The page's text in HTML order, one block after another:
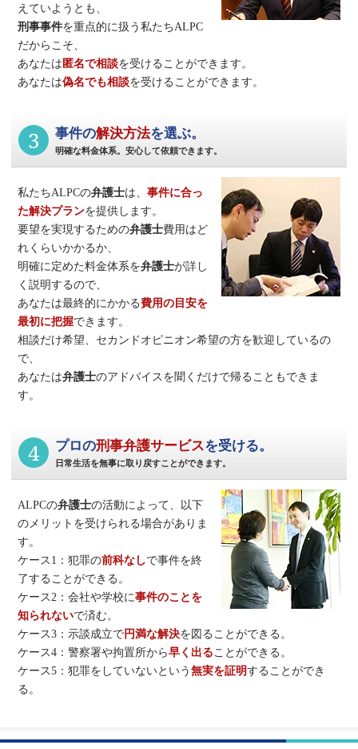
えていようとも、
刑事事件を重点的に扱う私たちALPC
だからこそ、
あなたは匿名で相談を受けることができます。
あなたは偽名でも相談を受けることができます。
3 事件の解決方法を選ぶ。
明確な料金体系。安心して依頼できます。
私たちALPCの弁護士は、事件に合っ
た解決プランを提供します。
要望を実現するための弁護士費用はど
れくらいかかるか、
明確に定めた料金体系を弁護士が詳し
く説明するので、
あなたは最終的にかかる費用の目安を
最初に把握できます。
相談だけ希望、セカンドオピニオン希望の方を歓迎しているの
で、
あなたは弁護士のアドバイスを聞くだけで帰ることもできま
す。
4 プロの刑事弁護サービスを受ける。
日常生活を無事に取り戻すことができます。
ALPCの弁護士の活動によって、以下
のメリットを受けられる場合がありま
す。
ケース1：犯罪の前科なしで事件を終
了することができる。
ケース2：会社や学校に事件のことを
知られないで済む。
ケース3：示談成立で円満な解決を図ることができる。
ケース4：警察署や拘置所から早く出ることができる。
ケース5：犯罪をしていないという無実を証明することができ
る。